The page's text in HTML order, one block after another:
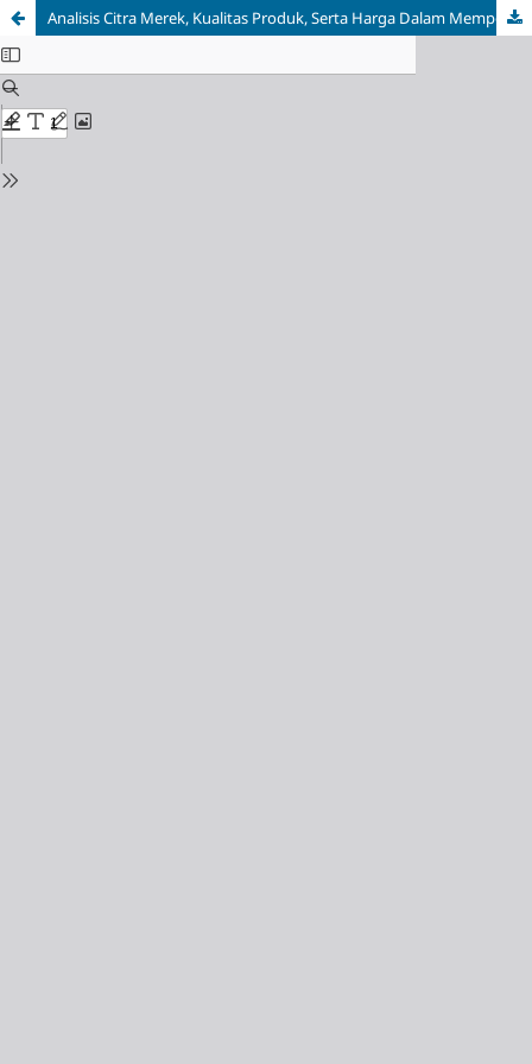
Analisis Citra Merek, Kualitas Produk, Serta Harga Dalam Mempengaruhi Keputusan Pembelian Konsumen Produk Laptop Lenovo